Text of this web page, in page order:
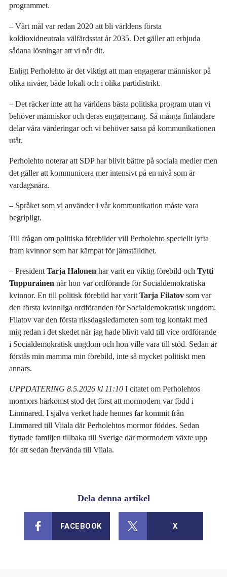
programmet.
– Vårt mål var redan 2020 att bli världens första
koldioxidneutrala välfärdsstat år 2035. Det gäller att erbjuda
sådana lösningar att vi når dit.
Enligt Perholehto är det viktigt att man engagerar människor på
olika nivåer, både lokalt och i olika partidistrikt.
– Det räcker inte att ha världens bästa politiska program utan vi
behöver människor och deras engagemang. Så många finländare
delar våra värderingar och vi behöver satsa på kommunikationen
utåt.
Perholehto noterar att SDP har blivit bättre på sociala medier men
det gäller att kommunicera mer intensivt på en nivå som är
vardagsnära.
– Språket som vi använder i vår kommunikation måste vara
begripligt.
Till frågan om politiska förebilder vill Perholehto speciellt lyfta
fram kvinnor som har kämpat för jämställdhet.
– PresidentTarja Halonen har varit en viktig förebild ochTytti
Tuppurainen när hon var ordförande för Socialdemokratiska
kvinnor. En till politisk förebild har varitTarja Filatov som var
den första kvinnliga ordföranden för Socialdemokratisk ungdom.
Filatov var den första riksdagsledamoten som tog kontakt med
mig redan i det skedet när jag hade blivit vald till vice ordförande
i Socialdemokratisk ungdom och hon ville vara till stöd. Sedan är
förstås min mamma min förebild, inte så mycket politiskt men
annars.
UPPDATERING 8.5.2026 kl 11:10 I citatet om Perholehtos
mormors härkomst stod det först att mormodern var född i
Limmared. I själva verket hade hennes far kommit från
Limmared till Viiala där Perholehtos mormor föddes. Sedan
flyttade familjen tillbaka till Sverige där mormodern växte upp
för att sedan återvända till Viiala.
Dela denna artikel
FACEBOOK X